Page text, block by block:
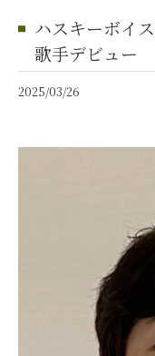
ハスキーボイ
歌手デビュー
2025/03/26